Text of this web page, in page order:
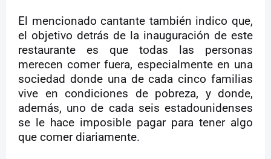
El mencionado cantante también indico que,
el objetivo detrás de la inauguración de este
restaurante es que todas las personas
merecen comer fuera, especialmente en una
sociedad donde una de cada cinco familias
vive en condiciones de pobreza, y donde,
además, uno de cada seis estadounidenses
se le hace imposible pagar para tener algo
que comer diariamente.